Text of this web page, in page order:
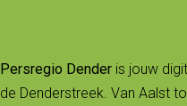
Persregio Dender is jouw
de Denderstreek. Van Aalst